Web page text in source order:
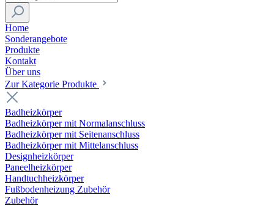
Home
Sonderangebote
Produkte
Kontakt
Über uns
Zur Kategorie Produkte
Badheizkörper
Badheizkörper mit Normalanschluss
Badheizkörper mit Seitenanschluss
Badheizkörper mit Mittelanschluss
Designheizkörper
Paneelheizkörper
Handtuchheizkörper
Fußbodenheizung Zubehör
Zubehör